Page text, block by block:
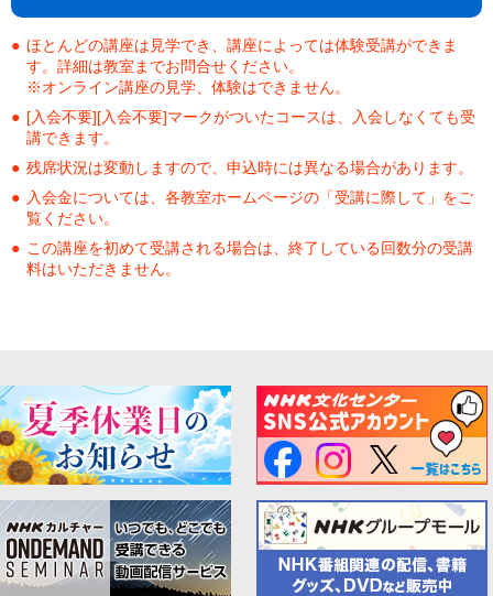
ほとんどの講座は見学でき、講座によっては体験受講ができま
す。詳細は教室までお問合せください。
※オンライン講座の見学、体験はできません。
[入会不要][入会不要]マークがついたコースは、入会しなくても受
講できます。
残席状況は変動しますので、申込時には異なる場合があります。
入会金については、各教室ホームページの「受講に際して」をご
覧ください。
この講座を初めて受講される場合は、終了している回数分の受講
料はいただきません。